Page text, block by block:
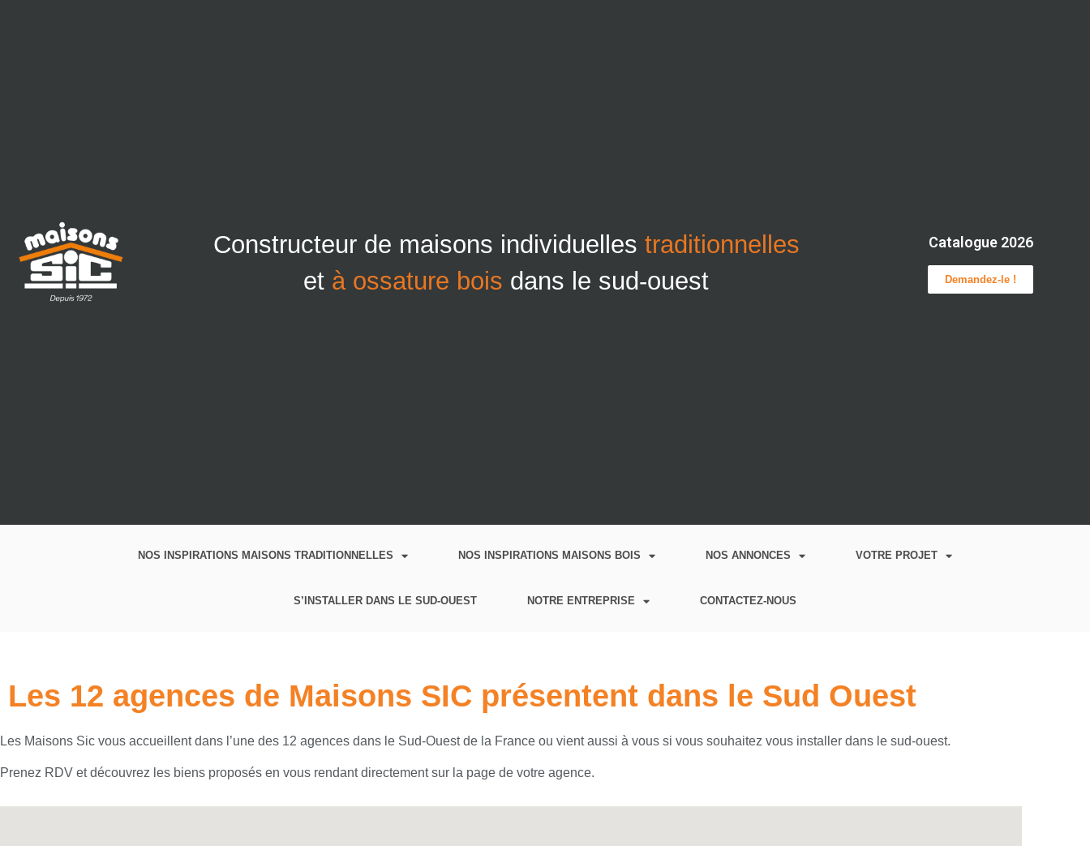
Constructeur de maisons individuelles traditionnelles
et à ossature bois dans le sud-ouest
Catalogue 2026
Demandez-le !
NOS INSPIRATIONS MAISONS TRADITIONNELLES NOS INSPIRATIONS MAISONS BOIS NOS ANNONCES VOTRE PROJET
S’INSTALLER DANS LE SUD-OUEST NOTRE ENTREPRISE CONTACTEZ-NOUS
Les 12 agences de Maisons SIC présentent dans le Sud Ouest
Les Maisons Sic vous accueillent dans l’une des 12 agences dans le Sud-Ouest de la France ou vient aussi à vous si vous souhaitez vous installer dans le sud-ouest.
Prenez RDV et découvrez les biens proposés en vous rendant directement sur la page de votre agence.